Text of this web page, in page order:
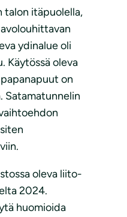
talon itäpuolella,
ydinalue oli
Käytössä oleva
on
Satamatunnelin
oleva liito-
2024.
huomioida